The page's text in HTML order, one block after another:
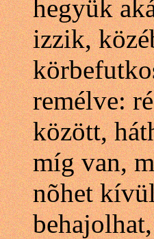
hegyük
izzik,
remélve:
között,
míg van,
nõhet